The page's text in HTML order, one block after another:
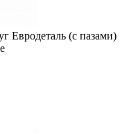
Евродеталь (с пазами)